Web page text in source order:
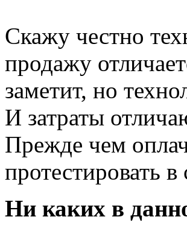
Скажу честно
продажу
заметит, но
И затраты
Прежде чем
протестировать в
Ни каких в